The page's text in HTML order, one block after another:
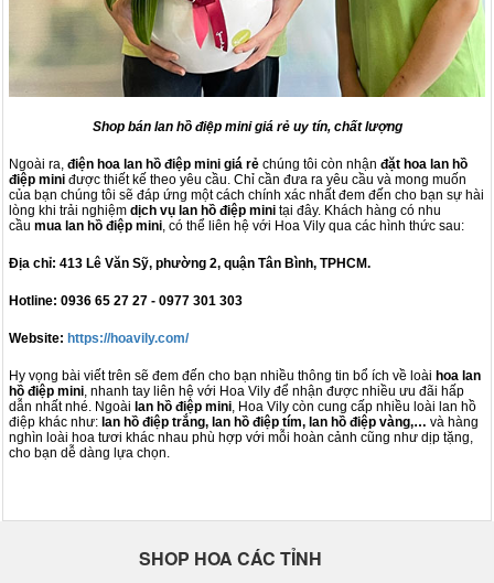
Shop bán lan hồ điệp mini giá rẻ uy tín, chất lượng
Ngoài ra, điện hoa lan hồ điệp mini giá rẻ chúng tôi còn nhận đặt hoa lan hồ
điệp mini được thiết kế theo yêu cầu. Chỉ cần đưa ra yêu cầu và mong muốn
của bạn chúng tôi sẽ đáp ứng một cách chính xác nhất đem đến cho bạn sự hài
lòng khi trải nghiệm dịch vụ lan hồ điệp mini tại đây. Khách hàng có nhu
cầu mua lan hồ điệp mini, có thể liên hệ với Hoa Vily qua các hình thức sau:
Địa chỉ: 413 Lê Văn Sỹ, phường 2, quận Tân Bình, TPHCM.
Hotline: 0936 65 27 27 - 0977 301 303
Website: https://hoavily.com/
Hy vọng bài viết trên sẽ đem đến cho bạn nhiều thông tin bổ ích về loài hoa lan
hồ điệp mini, nhanh tay liên hệ với Hoa Vily để nhận được nhiều ưu đãi hấp
dẫn nhất nhé. Ngoài lan hồ điệp mini, Hoa Vily còn cung cấp nhiều loài lan hồ
điệp khác như: lan hồ điệp trắng, lan hồ điệp tím, lan hồ điệp vàng,… và hàng
nghìn loài hoa tươi khác nhau phù hợp với mỗi hoàn cảnh cũng như dịp tặng,
cho bạn dễ dàng lựa chọn.
SHOP HOA CÁC TỈNH